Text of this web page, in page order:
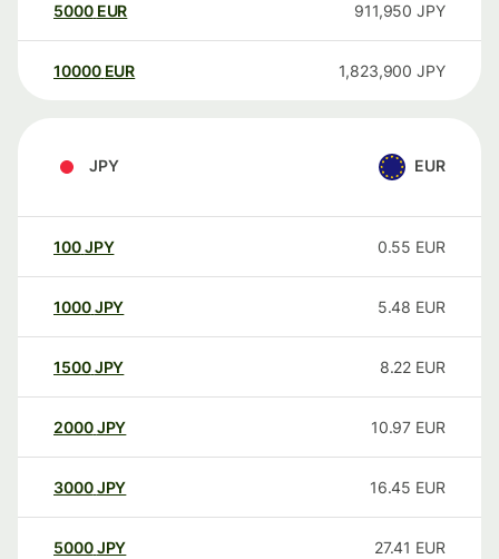
5000 EUR 911,950 JPY
10000 EUR 1,823,900 JPY
JPY EUR
100JPY 0.55 EUR
1000JPY 5.48 EUR
1500JPY 8.22 EUR
2000JPY 10.97 EUR
3000JPY 16.45 EUR
5000JPY 27.41 EUR